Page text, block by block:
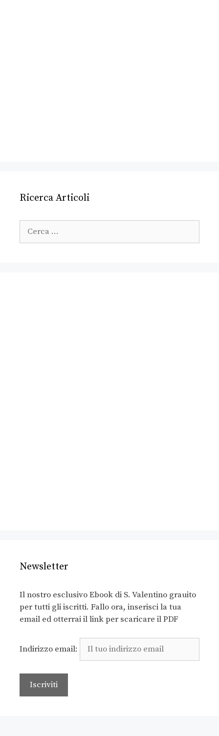
Ricerca Articoli
Newsletter
Il nostro esclusivo Ebook di S. Valentino grauito
per tutti gli iscritti. Fallo ora, inserisci la tua
email ed otterrai il link per scaricare il PDF
Indirizzo email: